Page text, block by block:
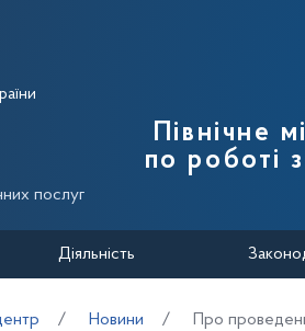
Державної
послуг
Північне
по роботі
Діяльність
Новини Про